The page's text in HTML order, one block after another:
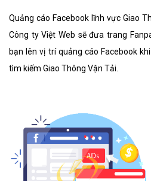
Quảng cáo Facebook lĩnh vực Giao
Công ty Việt Web sẽ đưa trang
bạn lên vị trí quảng cáo Facebook
tìm kiếm Giao Thông Vận Tải.